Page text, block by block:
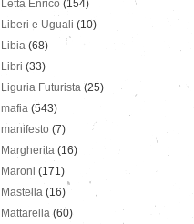
Letta Enrico (154)
Liberi e Uguali (10)
Libia (68)
Libri (33)
Liguria Futurista (25)
mafia (543)
manifesto (7)
Margherita (16)
Maroni (171)
Mastella (16)
Mattarella (60)